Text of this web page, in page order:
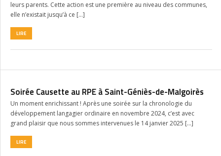
leurs parents. Cette action est une première au niveau des communes,
elle n’existait jusqu’à ce […]
LIRE
Soirée Causette au RPE à Saint-Géniès-de-Malgoirès
Un moment enrichissant ! Après une soirée sur la chronologie du
développement langagier ordinaire en novembre 2024, c’est avec
grand plaisir que nous sommes intervenues le 14 janvier 2025 […]
LIRE